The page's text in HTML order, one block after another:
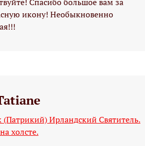
икону! Необыкновенно
(Патрикий) Ирландский Святитель.
холсте.